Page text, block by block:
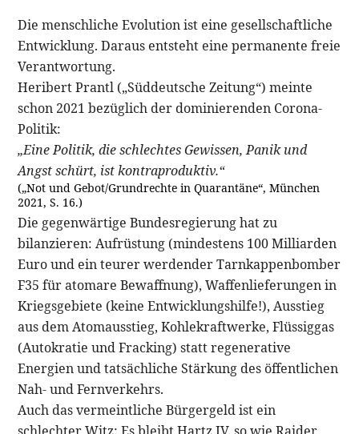
Die menschliche Evolution ist eine gesellschaftliche
Entwicklung. Daraus entsteht eine permanente freie
Verantwortung.
Heribert Prantl („Süddeutsche Zeitung“) meinte
schon 2021 bezüglich der dominierenden Corona-
Politik:
„Eine Politik, die schlechtes Gewissen, Panik und
Angst schürt, ist kontraproduktiv.“
(„Not und Gebot/Grundrechte in Quarantäne“, München
2021, S. 16.)
Die gegenwärtige Bundesregierung hat zu
bilanzieren: Aufrüstung (mindestens 100 Milliarden
Euro und ein teurer werdender Tarnkappenbomber
F35 für atomare Bewaffnung), Waffenlieferungen in
Kriegsgebiete (keine Entwicklungshilfe!), Ausstieg
aus dem Atomausstieg, Kohlekraftwerke, Flüssiggas
(Autokratie und Fracking) statt regenerative
Energien und tatsächliche Stärkung des öffentlichen
Nah- und Fernverkehrs.
Auch das vermeintliche Bürgergeld ist ein